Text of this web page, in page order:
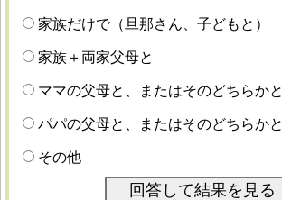
家族だけで（旦那さん、子どもと）
家族＋両家父母と
ママの父母と、またはそのどちらかと
パパの父母と、またはそのどちらかと
その他